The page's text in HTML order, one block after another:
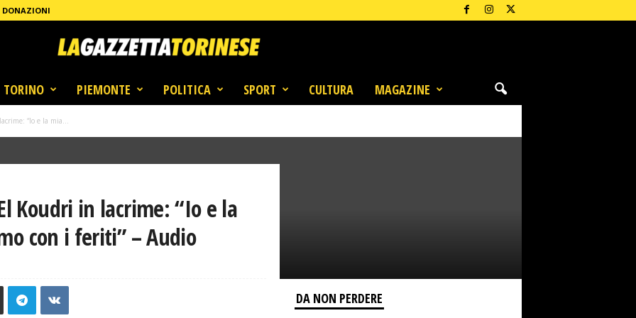
DONAZIONI
TORINO PIEMONTE POLITICA SPORT CULTURA MAGAZINE
“Io e la mia...
Koudri in lacrime: “Io e la
con i feriti” – Audio
DA NON PERDERE